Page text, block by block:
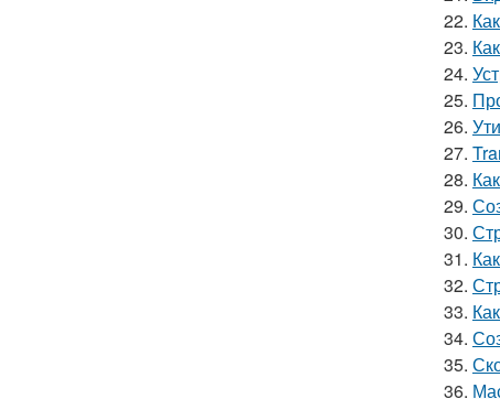
22.
23.
24.
25.
26.
27.
28.
29.
30.
31.
32.
33.
34.
35.
36.